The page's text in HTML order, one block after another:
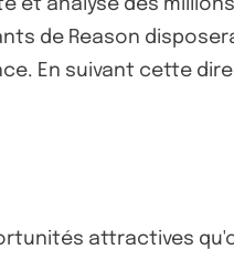
analyse des
de Reason
En suivant cette
attractives